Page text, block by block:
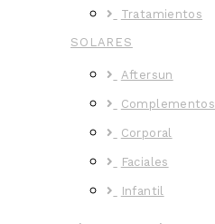
Tratamientos
SOLARES
Aftersun
Complementos
Corporal
Faciales
Infantil